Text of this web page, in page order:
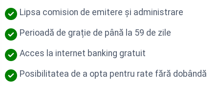
Lipsa comision de emitere și administrare
Perioadă de grație de până la 59 de zile
Acces la internet banking gratuit
Posibilitatea de a opta pentru rate fără dobândă